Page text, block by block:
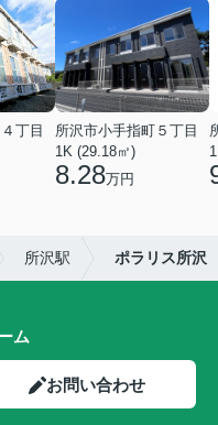
丁目
所沢市小手指町５丁目
1K (29.18㎡)
8.28万円
所沢駅 ポラリス所沢
ム
お問い合わせ